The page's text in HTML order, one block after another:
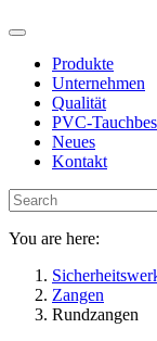
Produkte
Unternehmen
Qualität
PVC-
Neues
Kontakt
You are here:
Zangen
Rundzangen